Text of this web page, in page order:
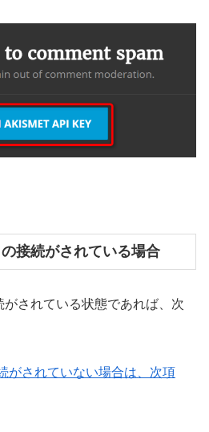
接続がされている場合
されている状態であれば、次
がされていない場合は、次項